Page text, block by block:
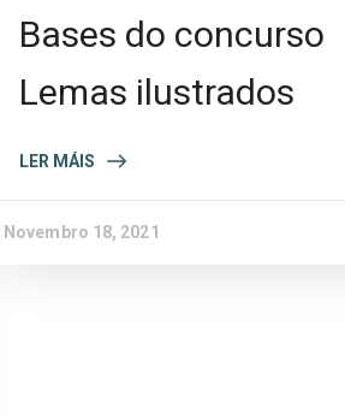
Bases do concurso
Lemas ilustrados
LER MÁIS
Novembro 18, 2021